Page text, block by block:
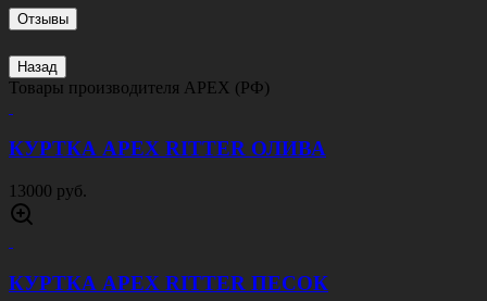
Отзывы
Назад
Товары производителя APEX (РФ)
КУРТКА APEX RITTER ОЛИВА
13000 руб.
КУРТКА APEX RITTER ПЕСОК